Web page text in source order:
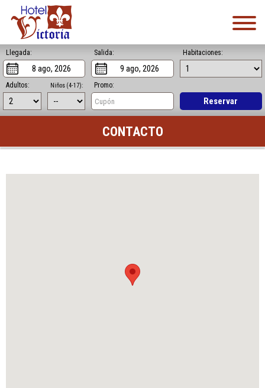
Llegada: Salida: Habitaciones:
Adultos: Niños (4-17): Promo:
Reservar
CONTACTO